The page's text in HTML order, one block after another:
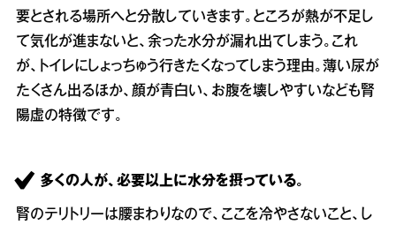
要とされる場所へと分散していきます。ところが熱が不足し
て気化が進まないと、余った水分が漏れ出てしまう。これ
が、トイレにしょっちゅう行きたくなってしまう理由。薄い尿が
たくさん出るほか、顔が青白い、お腹を壊しやすいなども腎
陽虚の特徴です。
多くの人が、必要以上に水分を摂っている。
腎のテリトリーは腰まわりなので、ここを冷やさないこと、し